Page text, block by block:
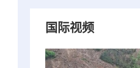
国际视频